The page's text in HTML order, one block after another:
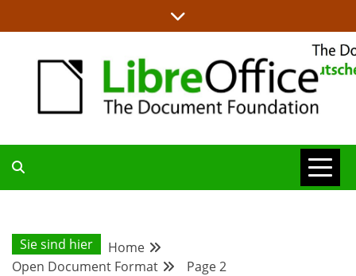
to
DEUTSCHER
COMMUNITY-
Sie sind hier
Home
Open Document Format
Page 2